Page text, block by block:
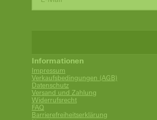
Informationen
Impressum
Verkaufsbedingungen (AGB)
Datenschutz
Versand und Zahlung
Widerrufsrecht
FAQ
Barrierefreiheitserklärung